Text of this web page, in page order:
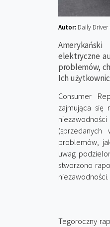
Autor: Daily Driver ·
elektryczne
problemów,
Ich
Consumer
zajmująca się
problemów,
uwag
stworzono
niezawodności.
Tegoroczny